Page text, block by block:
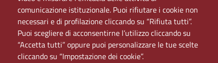
comunicazione istituzionale. Puoi rifiutare i cookie non
necessari e di profilazione cliccando su “Rifiuta tutti”.
Puoi scegliere di acconsentirne l’utilizzo cliccando su
“Accetta tutti” oppure puoi personalizzare le tue scelte
cliccando su “Impostazione dei cookie”.